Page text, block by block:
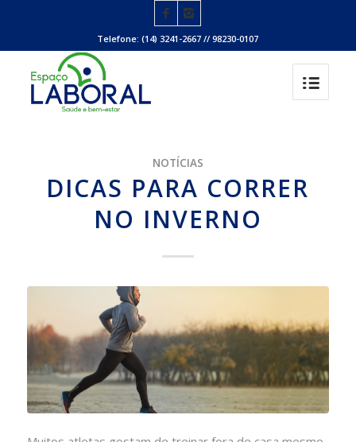
Telefone: (14) 3241-2667 // 98230-0107
NOTÍCIAS
DICAS PARA CORRER
NO INVERNO